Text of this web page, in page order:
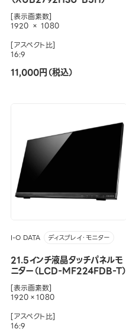
[表示画素数]
1920 × 1080
[アスペクト比]
16:9
11,000円（税込）
I-O DATA ディスプレイ・モニター
21.5インチ液晶タッチパネルモ
ニター（LCD-MF224FDB-T）
[表示画素数]
1920×1080
[アスペクト比]
16:9